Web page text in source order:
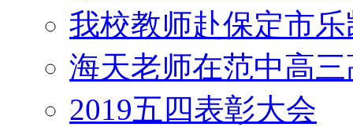
我校教师赴保定市
海天老师在范中高
2019五四表彰大会